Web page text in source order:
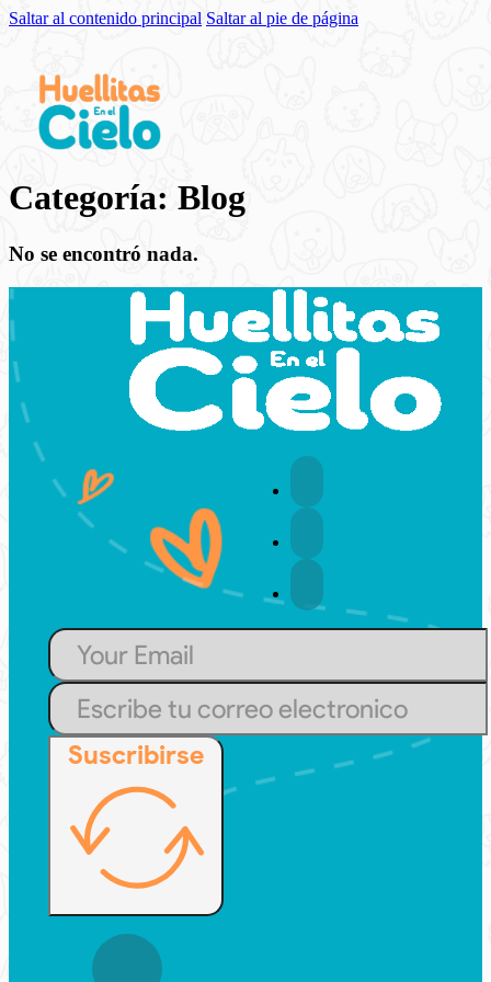
Saltar al contenido principal Saltar al pie de página
Categoría: Blog
No se encontró nada.
Suscribirse